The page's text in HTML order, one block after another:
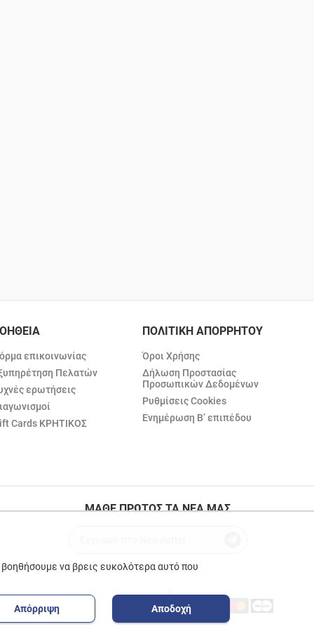
επικοινωνίας
Πελατών
ερωτήσεις
Cards ΚΡΗΤΙΚΟΣ
ΠΟΛΙΤΙΚΗ ΑΠΟΡΡΗΤΟΥ
Όροι Χρήσης
Δήλωση Προστασίας
Προσωπικών Δεδομένων
Ρυθμίσεις Cookies
Ενημέρωση Β’ επιπέδου
ΜΑΘΕ ΠΡΩΤΟΣ ΤΑ ΝΕΑ ΜΑΣ
να βρεις ευκολότερα αυτό που
Απόρριψη Αποδοχή